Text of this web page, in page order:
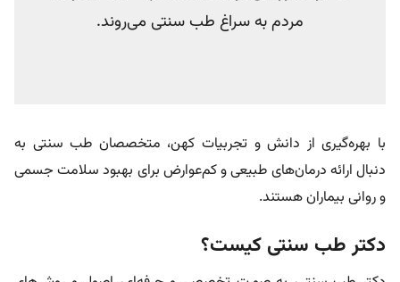
مردم به سراغ طب سنتی می‌روند.
با بهره‌گیری از دانش و تجربیات کهن، متخصصان طب سنتی به
دنبال ارائه درمان‌های طبیعی و کم‌عوارض برای بهبود سلامت جسمی
و روانی بیماران هستند.
دکتر طب سنتی کیست؟